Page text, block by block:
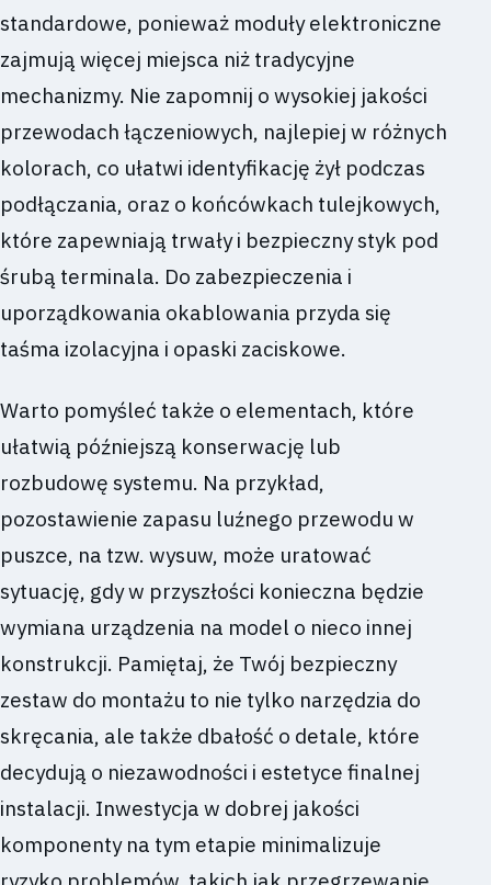
standardowe, ponieważ moduły elektroniczne
zajmują więcej miejsca niż tradycyjne
mechanizmy. Nie zapomnij o wysokiej jakości
przewodach łączeniowych, najlepiej w różnych
kolorach, co ułatwi identyfikację żył podczas
podłączania, oraz o końcówkach tulejkowych,
które zapewniają trwały i bezpieczny styk pod
śrubą terminala. Do zabezpieczenia i
uporządkowania okablowania przyda się
taśma izolacyjna i opaski zaciskowe.
Warto pomyśleć także o elementach, które
ułatwią późniejszą konserwację lub
rozbudowę systemu. Na przykład,
pozostawienie zapasu luźnego przewodu w
puszce, na tzw. wysuw, może uratować
sytuację, gdy w przyszłości konieczna będzie
wymiana urządzenia na model o nieco innej
konstrukcji. Pamiętaj, że Twój bezpieczny
zestaw do montażu to nie tylko narzędzia do
skręcania, ale także dbałość o detale, które
decydują o niezawodności i estetyce finalnej
instalacji. Inwestycja w dobrej jakości
komponenty na tym etapie minimalizuje